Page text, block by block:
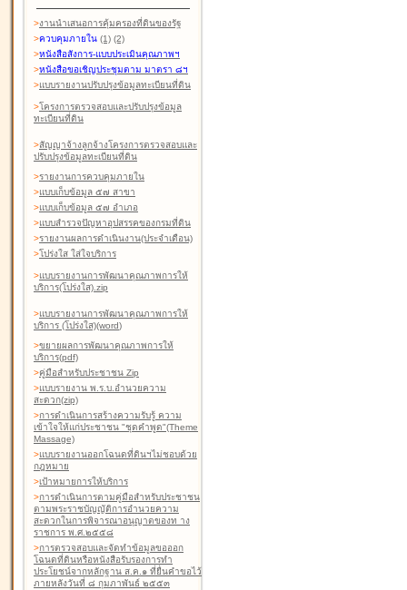
>งานนำเสนอการคุ้มครองที่ดินของรัฐ
>ควบคุมภายใน (1) (2)
>หนังสือสังการ-แบบประเมินคุณภาพฯ
>หนังสือขอเชิญประชุมตาม มาตรา ๘ฯ
>แบบรายงานปรับปรุงข้อมูลทะเบียนที่ดิน
>โครงการตรวจสอบและปรับปรุงข้อมูล
ทะเบียนที่ดิน
>สัญญาจ้างลูกจ้างโครงการตรวจสอบและ
ปรับปรุงข้อมูลทะเบียนที่ดิน
>รายงานการควบคุมภายใน
>แบบเก็บข้อมูล ๕๗ สาขา
>แบบเก็บข้อมูล ๕๗ อำเภอ
>แบบสำรวจปัญหาอุปสรรคของกรมที่ดิน
>รายงานผลการดำเนินงาน(ประจำเดือน)
>โปร่งใส ใส่ใจบริการ
>แบบรายงานการพัฒนาคุณภาพการให้
บริการ(โปร่งใส).zip
>แบบรายงานการพัฒนาคุณภาพการให้
บริการ (โปร่งใส)(word)
>ขยายผลการพัฒนาคุณภาพการให้
บริการ(pdf)
>คู่มือสำหรับประชาชน Zip
>แบบรายงาน พ.ร.บ.อำนวยความ
สะดวก(zip)
>การดำเนินการสร้างความรับรู้ ความ
เข้าใจให้แก่ประชาชน "ชุดคำพูด"(Theme
Massage)
>แบบรายงานออกโฉนดที่ดินฯไม่ชอบด้วย
กฎหมาย
>เป้าหมายการให้บริการ
>การดำเนินการตามคู่มือสำหรับประชาชน
ตามพระราชบัญญัติการอำนวยความ
สะดวกในการพิจารณาอนุญาตของท าง
ราชการ พ.ศ.๒๕๕๘
>การตรวจสอบและจัดทำข้อมูลขอออก
โฉนดที่ดินหรือหนังสือรับรองการทำ
ประโยชน์จากหลักฐาน ส.ค.๑ ที่ยื่นคำขอไว้
ภายหลังวันที่ ๘ กุมภาพันธ์ ๒๕๕๓